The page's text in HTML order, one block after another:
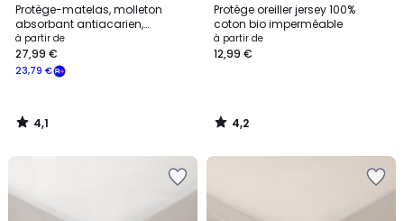
Protège-matelas, molleton
absorbant antiacarien,
imperméable, hauteur maxi 30
cm
à partir de
23,79 €
27,99 €
/ 5
4,1
/
Protège oreiller jersey 100%
coton bio imperméable
à partir de
12,99 €
/ 5
4,2
/